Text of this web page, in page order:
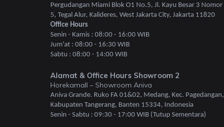
Pergudangan Miami Blok O1 No.5, Jl. Kayu Besar 3 Nomor
5, Tegal Alur, Kalideres, West Jakarta City, Jakarta 11820
Office Hours
Senin - Kamis : 08:00 - 16:00 WIB
Jum'at : 08:00 - 16:30 WIB
Sabtu : 08:00 - 14:00 WIB
Alamat & Office Hours Showroom 2
Horekamall – Showroom Aniva
Aniva Grande. Ruko FA 01&02, Medang, Kec. Pagedangan,
Kabupaten Tangerang, Banten 15334, Indonesia
Senin - Sabtu : 09:30 - 17:00 WIB (Tutup Sementara)